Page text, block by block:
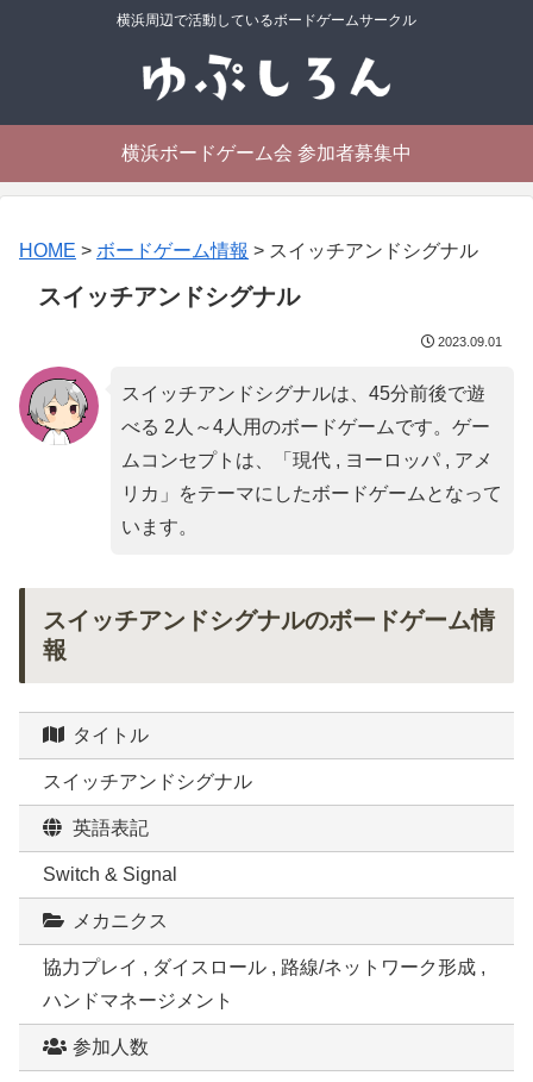
横浜周辺で活動しているボードゲームサークル
横浜ボードゲーム会 参加者募集中
HOME > ボードゲーム情報 > スイッチアンドシグナル
スイッチアンドシグナル
2023.09.01
スイッチアンドシグナルは、45分前後で遊
べる 2人～4人用のボードゲームです。ゲー
ムコンセプトは、「 現代 , ヨーロッパ , アメ
リカ 」をテーマにしたボードゲームとなって
います。
スイッチアンドシグナルのボードゲーム情
報
タイトル
スイッチアンドシグナル
英語表記
Switch & Signal
メカニクス
協力プレイ , ダイスロール , 路線/ネットワーク形成 ,
ハンドマネージメント
参加人数